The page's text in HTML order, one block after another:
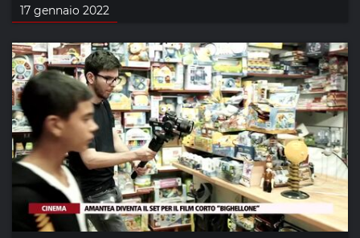
17 gennaio 2022